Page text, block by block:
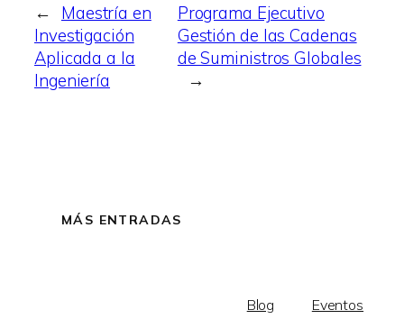
←
Maestría en
Investigación
Aplicada a la
Ingeniería
Programa Ejecutivo
Gestión de las Cadenas
de Suministros Globales
→
MÁS ENTRADAS
Blog
Eventos